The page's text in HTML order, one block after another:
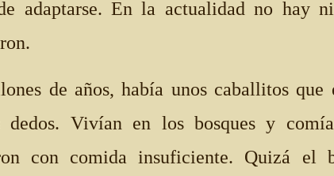
adaptarse. En la actualidad no hay
de años, había unos caballitos que
dedos. Vivían en los bosques y
con comida insuficiente. Quizá el